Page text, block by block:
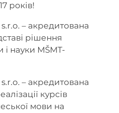
років!
– акредитована
рішення
і науки MŠMT-
– акредитована
курсів
мови на